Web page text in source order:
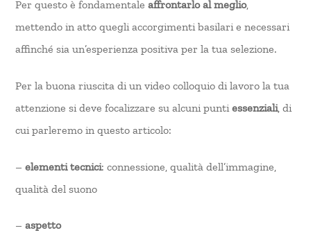
Per questo è fondamentaleaffrontarlo al meglio,
mettendo in atto quegli accorgimenti basilari e necessari
affinché sia un’esperienza positiva per la tua selezione.
Per la buona riuscita di un video colloquio di lavoro la tua
attenzione si deve focalizzare su alcuni puntiessenziali, di
cui parleremo in questo articolo:
–elementi tecnici: connessione, qualità dell’immagine,
qualità del suono
–aspetto